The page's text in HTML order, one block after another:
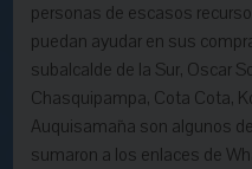
personas de escasos
puedan ayudar en sus
subalcalde de la Sur, Oscar
Chasquipampa, Cota Cota,
Auquisamaña son algunos
sumaron a los enlaces de